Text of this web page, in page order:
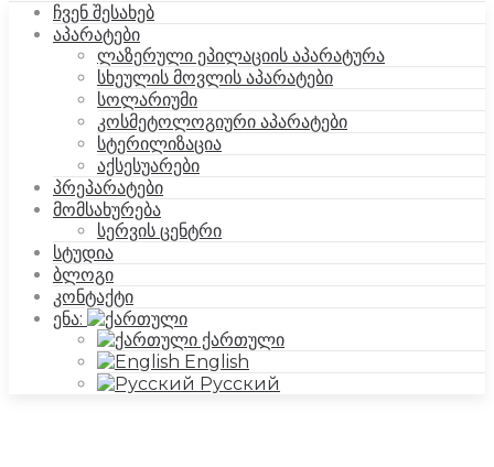
ჩვენ შესახებ
აპარატები
ლაზერული ეპილაციის აპარატურა
სხეულის მოვლის აპარატები
სოლარიუმი
კოსმეტოლოგიური აპარატები
სტერილიზაცია
აქსესუარები
პრეპარატები
მომსახურება
სერვის ცენტრი
სტუდია
ბლოგი
კონტაქტი
ენა:
ქართული
English
Русский